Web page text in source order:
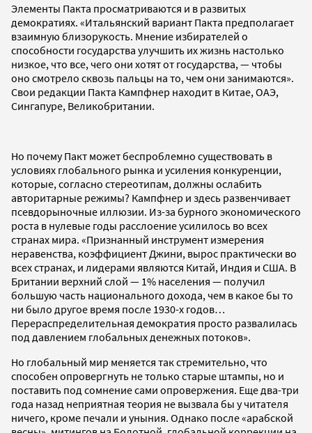
Элементы Пакта просматриваются и в развитых
демократиях. «Итальянский вариант Пакта предполагает
взаимную близорукость. Мнение избирателей о
способности государства улучшить их жизнь настолько
низкое, что все, чего они хотят от государства, — чтобы
оно смотрело сквозь пальцы на то, чем они занимаются».
Свои редакции Пакта Кампфнер находит в Китае, ОАЭ,
Сингапуре, Великобритании.
Но почему Пакт может беспроблемно существовать в
условиях глобального рынка и усиления конкуренции,
которые, согласно стереотипам, должны ослабить
авторитарные режимы? Кампфнер и здесь развенчивает
псевдорыночные иллюзии. Из-за бурного экономического
роста в нулевые годы расслоение усилилось во всех
странах мира. «Признанный инструмент измерения
неравенства, коэффициент Джини, вырос практически во
всех странах, и лидерами являются Китай, Индия и США. В
Британии верхний слой — 1% населения — получил
большую часть национального дохода, чем в какое бы то
ни было другое время после 1930-х годов…
Перераспределительная демократия просто развалилась
под давлением глобальных денежных потоков».
Но глобальный мир меняется так стремительно, что
способен опровергнуть не только старые штампы, но и
поставить под сомнение сами опровержения. Еще два-три
года назад неприятная теория не вызвала бы у читателя
ничего, кроме печали и уныния. Однако после «арабской